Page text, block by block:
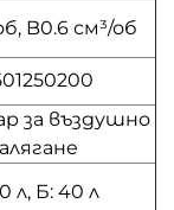
B0.6 см³/об
за въздушно
л, Б: 40 л